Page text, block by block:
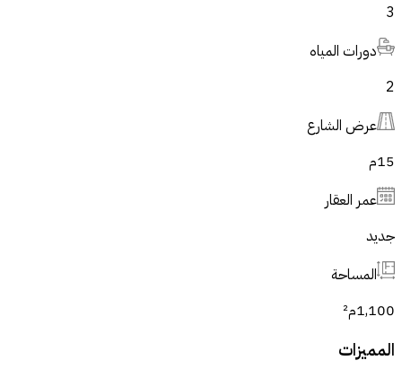
3
دورات المياه
2
عرض الشارع
15م
عمر العقار
جديد
المساحة
1,100م²
المميزات